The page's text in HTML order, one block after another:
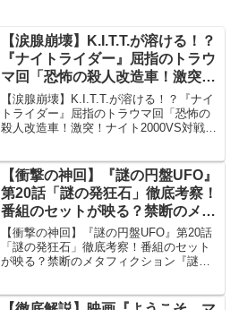
【涙腺崩壊】K.I.T.T.が溶ける！？
『ナイトライダー』屈指のトラウ
マ回「恐怖の殺人改造車！激突！
ナイト2000VS対戦車砲」徹底解
説
【涙腺崩壊】K.I.T.T.が溶ける！？『ナイ
トライダー』屈指のトラウマ回「恐怖の
殺人改造車！激突！ナイト2000VS対戦車
Dog）」の概要 『ナイトライ...
【衝撃の神回】『謎の円盤UFO』
第20話「謎の発狂石」徹底考察！
番組のセットが映る？禁断のメタ
フィクション
【衝撃の神回】『謎の円盤UFO』第20話
「謎の発狂石」徹底考察！番組のセット
が映る？禁断のメタフィクション『謎の
UFO』において、第20話「謎の発狂石